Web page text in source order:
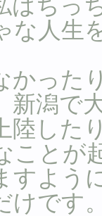
はちっ
な人生
かった
新潟で
陸した
ことが
すよう
けです